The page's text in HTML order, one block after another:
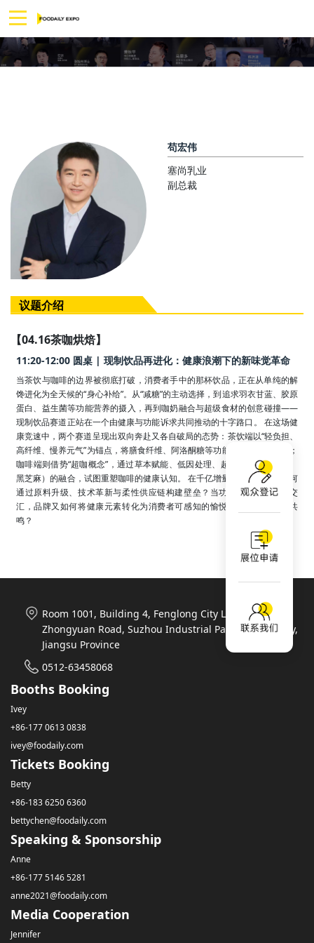
苟宏伟
塞尚乳业
副总裁
议题介绍
【04.16茶咖烘焙】
11:20-12:00 圆桌 | 现制饮品再进化：健康浪潮下的新味觉革命
当茶饮与咖啡的边界被彻底打破，消费者手中的那杯饮品，正在从单纯的解
馋进化为全天候的“身心补给”。从“减糖”的主动选择，到追求羽衣甘蓝、胶原
蛋白、益生菌等功能营养的摄入，再到咖奶融合与超级食材的创意碰撞——
现制饮品赛道正站在一个由健康与功能诉求共同推动的十字路口。 在这场健
康竞速中，两个赛道呈现出双向奔赴又各自破局的态势：茶饮端以“轻负担、
高纤维、慢养元气”为锚点，将膳食纤维、阿洛酮糖等功能性成分融入日常；
咖啡端则借势“超咖概念”，通过草本赋能、低因处理、超级食材（如姜黄、
黑芝麻）的融合，试图重塑咖啡的健康认知。 在千亿增量市场下，品牌如何
通过原料升级、技术革新与柔性供应链构建壁垒？当功能与情感在杯中交
汇，品牌又如何将健康元素转化为消费者可感知的愉悦体验与深度心智共
鸣？
Room 1001, Building 4, Fenglong City Life Plaza, 788
Zhongyuan Road, Suzhou Industrial Park, Suzhou City,
Jiangsu Province
0512-63458068
Booths Booking
Ivey
+86-177 0613 0838
ivey@foodaily.com
Tickets Booking
Betty
+86-183 6250 6360
bettychen@foodaily.com
Speaking & Sponsorship
Anne
+86-177 5146 5281
anne2021@foodaily.com
Media Cooperation
Jennifer